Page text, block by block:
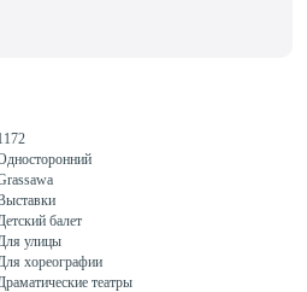
балет
улицы
хореографии
театры